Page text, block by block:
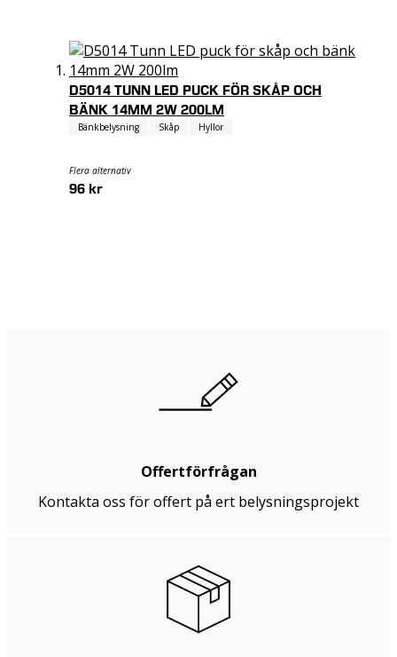
D5014 TUNN LED PUCK FÖR SKÅP OCH
BÄNK 14MM 2W 200LM
Bänkbelysning Skåp Hyllor
Flera alternativ
96 kr
Offertförfrågan
Kontakta oss för offert på ert belysningsprojekt